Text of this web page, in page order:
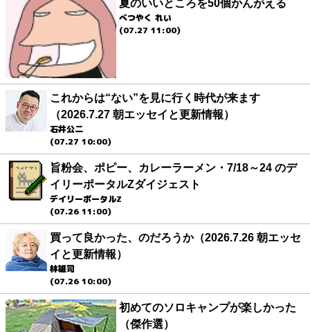
夏のいいところを50個かんがえる
べつやく れい
(07.27 11:00)
これからは“ない”を見に行く時代が来ます
（2026.7.27 朝エッセイと更新情報）
石井公二
(07.27 10:00)
旨粉会、ポピー、カレーラーメン・7/18～24 のデ
イリーポータルZダイジェスト
デイリーポータルZ
(07.26 11:00)
買って良かった、のだろうか（2026.7.26 朝エッセ
イと更新情報）
林雄司
(07.26 10:00)
初めてのソロキャンプが楽しかった
（傑作選）